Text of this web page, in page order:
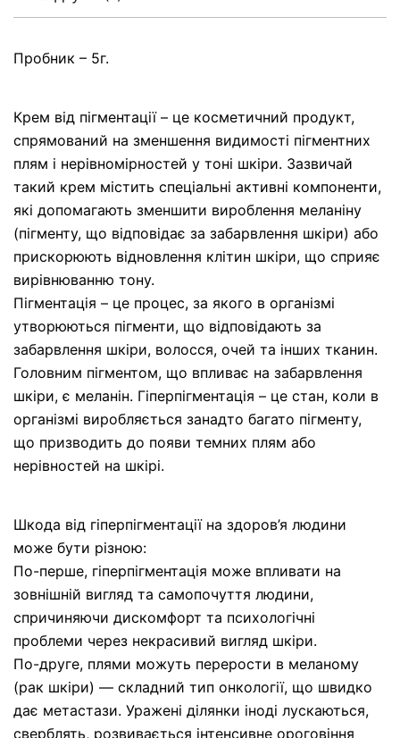
Пробник – 5г.
Крем від пігментації – це косметичний продукт,
спрямований на зменшення видимості пігментних
плям і нерівномірностей у тоні шкіри. Зазвичай
такий крем містить спеціальні активні компоненти,
які допомагають зменшити вироблення меланіну
(пігменту, що відповідає за забарвлення шкіри) або
прискорюють відновлення клітин шкіри, що сприяє
вирівнюванню тону.
Пігментація – це процес, за якого в організмі
утворюються пігменти, що відповідають за
забарвлення шкіри, волосся, очей та інших тканин.
Головним пігментом, що впливає на забарвлення
шкіри, є меланін. Гіперпігментація – це стан, коли в
організмі виробляється занадто багато пігменту,
що призводить до появи темних плям або
нерівностей на шкірі.
Шкода від гіперпігментації на здоров’я людини
може бути різною:
По-перше, гіперпігментація може впливати на
зовнішній вигляд та самопочуття людини,
спричиняючи дискомфорт та психологічні
проблеми через некрасивий вигляд шкіри.
По-друге, плями можуть перерости в меланому
(рак шкіри) — складний тип онкології, що швидко
дає метастази. Уражені ділянки іноді лускаються,
сверблять, розвивається інтенсивне ороговіння